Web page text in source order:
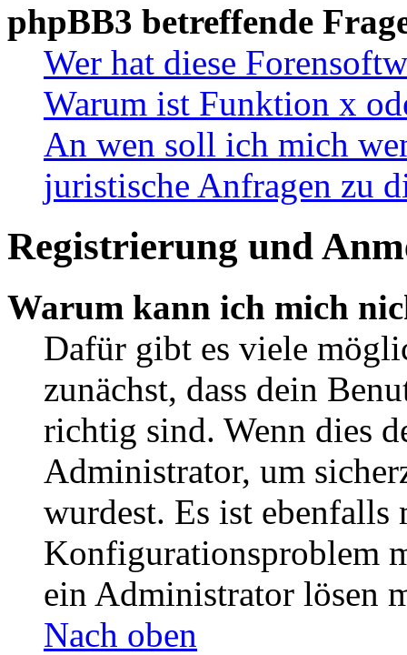
phpBB3 betreffende
Wer hat diese
Warum ist Funktion x
An wen soll ich mich
juristische Anfragen zu
Registrierung und
Warum kann ich mich
Dafür gibt es viele
zunächst, dass dein
richtig sind. Wenn dies
Administrator, um
wurdest. Es ist ebenfalls
Konfigurationsproblem
ein Administrator lösen
Nach oben